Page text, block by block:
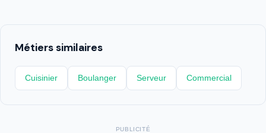
Métiers similaires
Cuisinier Boulanger Serveur Commercial
PUBLICITÉ